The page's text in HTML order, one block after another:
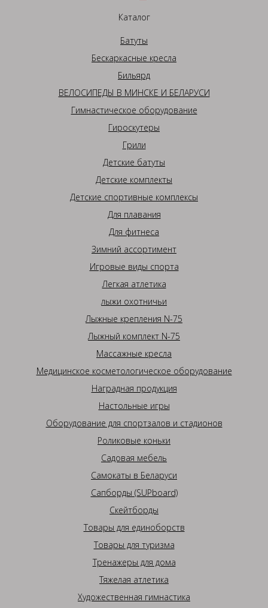
Каталог
Батуты
Бескаркасные кресла
Бильярд
ВЕЛОСИПЕДЫ В МИНСКЕ И БЕЛАРУСИ
Гимнастическое оборудование
Гироскутеры
Грили
Детские батуты
Детские комплекты
Детские спортивные комплексы
Для плавания
Для фитнеса
Зимний ассортимент
Игровые виды спорта
Легкая атлетика
лыжи охотничьи
Лыжные крепления N-75
Лыжный комплект N-75
Массажные кресла
Медицинское косметологическое оборудование
Наградная продукция
Настольные игры
Оборудование для спортзалов и стадионов
Роликовые коньки
Садовая мебель
Самокаты в Беларуси
Сапборды (SUPboard)
Скейтборды
Товары для единоборств
Товары для туризма
Тренажеры для дома
Тяжелая атлетика
Художественная гимнастика